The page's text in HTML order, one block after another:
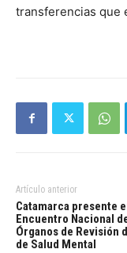
transferencias que
Artículo anterior
Catamarca presente
Encuentro Nacional
Órganos de Revisión
de Salud Mental